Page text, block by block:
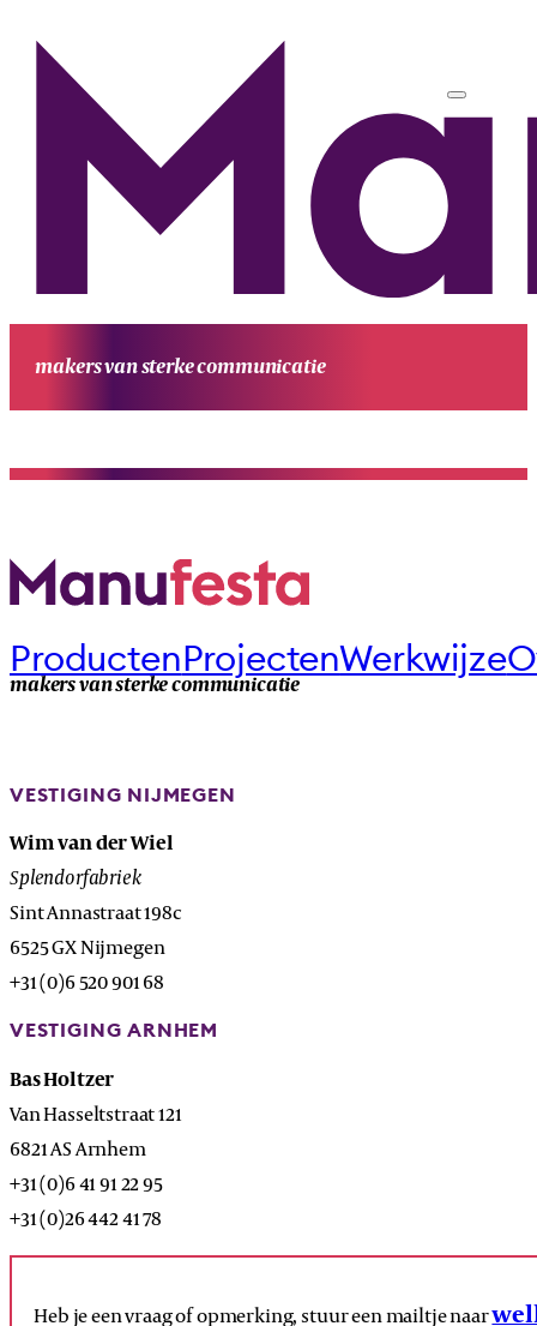
makers van sterke communicatie
makers van sterke communicatie
ProductenProjectenWerkwijze
VESTIGING NIJMEGEN
Wim van der Wiel
Splendorfabriek
Sint Annastraat 198c
6525 GX Nijmegen
+31 (0)6 520 901 68
VESTIGING ARNHEM
Bas Holtzer
Van Hasseltstraat 121
6821 AS Arnhem
+31 (0)6 41 91 22 95
+31 (0)26 442 41 78
Heb je een vraag of opmerking, stuur een mailtje naar